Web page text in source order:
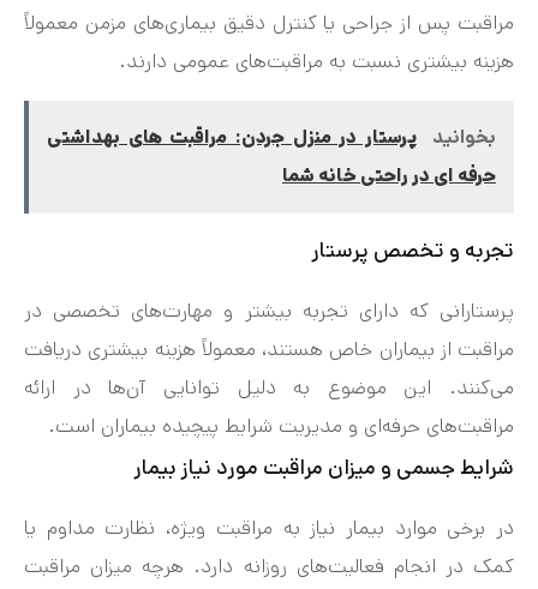
مراقبت پس از جراحی یا کنترل دقیق بیماری‌های مزمن معمولاً
هزینه بیشتری نسبت به مراقبت‌های عمومی دارند.
بخوانید
پرستار در منزل جردن: مراقبت‌ های بهداشتی
حرفه ای در راحتی خانه شما
تجربه و تخصص پرستار
پرستارانی که دارای تجربه بیشتر و مهارت‌های تخصصی در
مراقبت از بیماران خاص هستند، معمولاً هزینه بیشتری دریافت
می‌کنند. این موضوع به دلیل توانایی آن‌ها در ارائه
مراقبت‌های حرفه‌ای و مدیریت شرایط پیچیده بیماران است.
شرایط جسمی و میزان مراقبت مورد نیاز بیمار
در برخی موارد بیمار نیاز به مراقبت ویژه، نظارت مداوم یا
کمک در انجام فعالیت‌های روزانه دارد. هرچه میزان مراقبت